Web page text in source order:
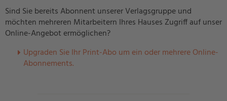
Sind Sie bereits Abonnent unserer Verlagsgruppe und
möchten mehreren Mitarbeitern Ihres Hauses Zugriff auf unser
Online-Angebot ermöglichen?
Upgraden Sie Ihr Print-Abo um ein oder mehrere Online-
Abonnements.